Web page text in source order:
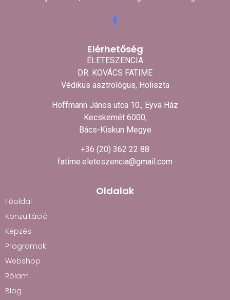
Elérhetőség
ÉLETESZENCIA
DR. KOVÁCS FATIME
Védikus asztrológus, Holiszta
Hoffmann János utca 10., Eyva Ház
Kecskemét 6000,
Bács-Kiskun Megye
+36 (20) 362 22 88
fatime.eleteszencia@gmail.com
Oldalak
Főoldal
Konzultáció
Képzés
Programok
Webshop
Rólam
Blog